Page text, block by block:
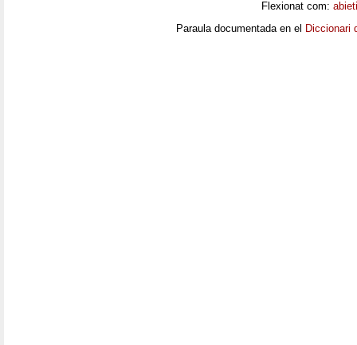
Flexionat com:
Paraula documentada en el Diccionari